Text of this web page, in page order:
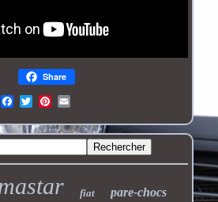
Share
fiat pare-chocs